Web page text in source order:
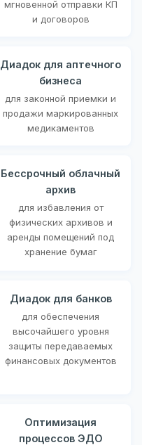
мгновенной отправки КП
и договоров
Диадок для аптечного
бизнеса
для законной приемки и
продажи маркированных
медикаментов
Бессрочный облачный
архив
для избавления от
физических архивов и
аренды помещений под
хранение бумаг
Диадок для банков
для обеспечения
высочайшего уровня
защиты передаваемых
финансовых документов
Оптимизация
процессов ЭДО